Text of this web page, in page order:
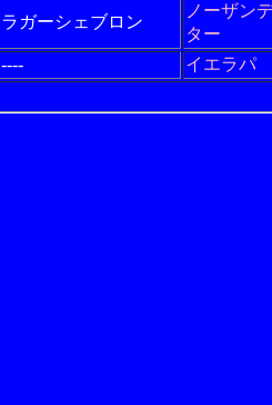
ラガーシェブロン
ノーザン
ター
---- イエラパ